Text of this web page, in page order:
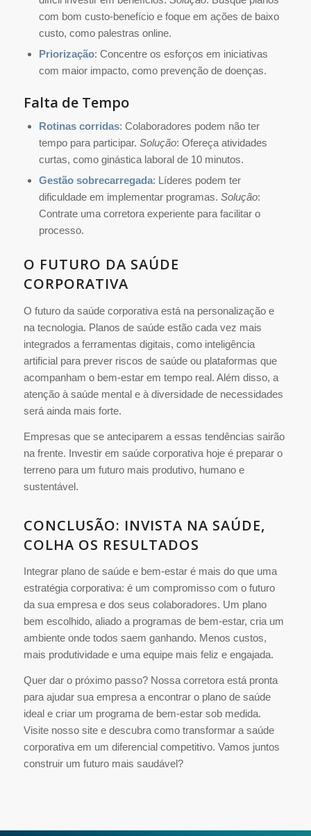
com bom custo-benefício e foque em ações de baixo
custo, como palestras online.
Priorização: Concentre os esforços em iniciativas
com maior impacto, como prevenção de doenças.
Falta de Tempo
Rotinas corridas: Colaboradores podem não ter
tempo para participar. Solução: Ofereça atividades
curtas, como ginástica laboral de 10 minutos.
Gestão sobrecarregada: Líderes podem ter
dificuldade em implementar programas. Solução:
Contrate uma corretora experiente para facilitar o
processo.
O FUTURO DA SAÚDE
CORPORATIVA
O futuro da saúde corporativa está na personalização e
na tecnologia. Planos de saúde estão cada vez mais
integrados a ferramentas digitais, como inteligência
artificial para prever riscos de saúde ou plataformas que
acompanham o bem-estar em tempo real. Além disso, a
atenção à saúde mental e à diversidade de necessidades
será ainda mais forte.
Empresas que se anteciparem a essas tendências sairão
na frente. Investir em saúde corporativa hoje é preparar o
terreno para um futuro mais produtivo, humano e
sustentável.
CONCLUSÃO: INVISTA NA SAÚDE,
COLHA OS RESULTADOS
Integrar plano de saúde e bem-estar é mais do que uma
estratégia corporativa: é um compromisso com o futuro
da sua empresa e dos seus colaboradores. Um plano
bem escolhido, aliado a programas de bem-estar, cria um
ambiente onde todos saem ganhando. Menos custos,
mais produtividade e uma equipe mais feliz e engajada.
Quer dar o próximo passo? Nossa corretora está pronta
para ajudar sua empresa a encontrar o plano de saúde
ideal e criar um programa de bem-estar sob medida.
Visite nosso site e descubra como transformar a saúde
corporativa em um diferencial competitivo. Vamos juntos
construir um futuro mais saudável?